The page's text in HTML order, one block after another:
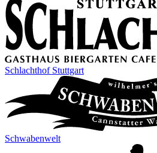
Schlachthof Stuttgart
Schwabenwelt